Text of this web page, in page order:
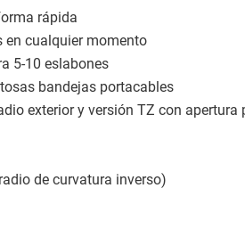
rápida
en cualquier momento
5-10 eslabones
bandejas portacables
exterior y versión TZ con apertura
de curvatura inverso)